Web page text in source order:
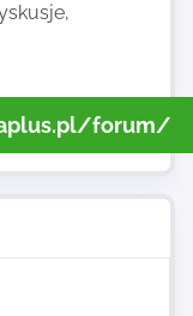
forum/